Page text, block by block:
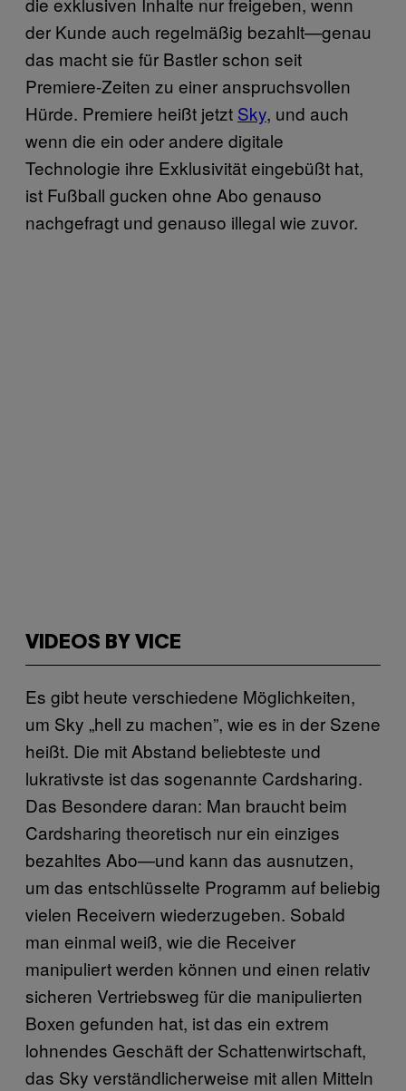
der Kunde auch regelmäßig bezahlt—genau
das macht sie für Bastler schon seit
Premiere-Zeiten zu einer anspruchsvollen
Hürde. Premiere heißt jetzt Sky, und auch
wenn die ein oder andere digitale
Technologie ihre Exklusivität eingebüßt hat,
ist Fußball gucken ohne Abo genauso
nachgefragt und genauso illegal wie zuvor.
VIDEOS BY VICE
Es gibt heute verschiedene Möglichkeiten,
um Sky „hell zu machen”, wie es in der Szene
heißt. Die mit Abstand beliebteste und
lukrativste ist das sogenannte Cardsharing.
Das Besondere daran: Man braucht beim
Cardsharing theoretisch nur ein einziges
bezahltes Abo—und kann das ausnutzen,
um das entschlüsselte Programm auf beliebig
vielen Receivern wiederzugeben. Sobald
man einmal weiß, wie die Receiver
manipuliert werden können und einen relativ
sicheren Vertriebsweg für die manipulierten
Boxen gefunden hat, ist das ein extrem
lohnendes Geschäft der Schattenwirtschaft,
das Sky verständlicherweise mit allen Mitteln